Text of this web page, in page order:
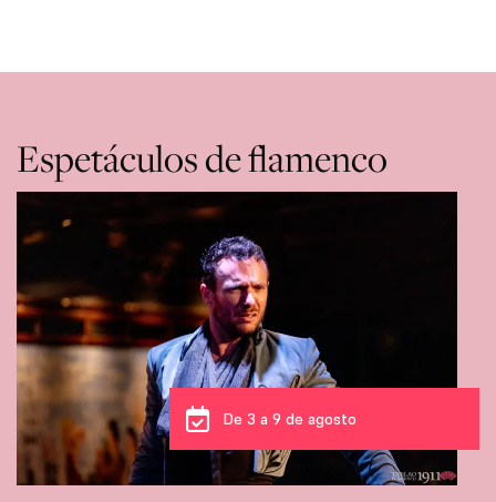
Espetáculos de flamenco
De 3 a 9 de agosto